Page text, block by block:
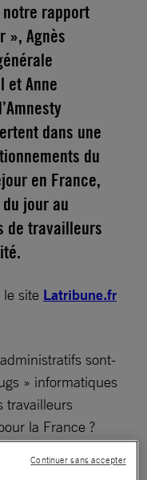
rapport
», Agnès
et Anne
dans une
du
en France,
jour au
de travailleurs
site Latribune.fr
sont-
» informatiques
travailleurs
la France ?
importantes,
Continuer sans accepter